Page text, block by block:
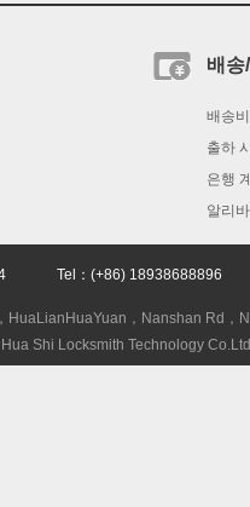
배송
배송
출하
은행
알리
Tel：(+86) 18938688896
HuaLianHuaYuan，Nanshan Rd
Shi Locksmith Technology